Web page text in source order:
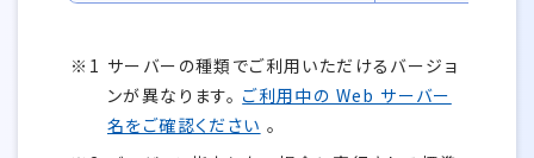
サーバーの種類でご利用いただけるバージョ
ンが異なります。 ご利用中の Web サーバー
名をご確認ください 。